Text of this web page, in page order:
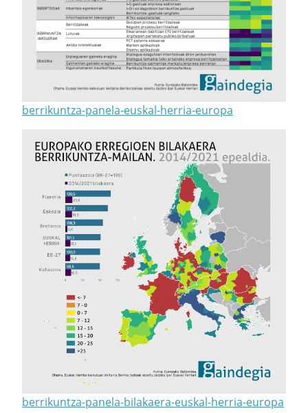
berrikuntza-panela-euskal-herria-europa
berrikuntza-panela-bilakaera-euskal-herria-europa